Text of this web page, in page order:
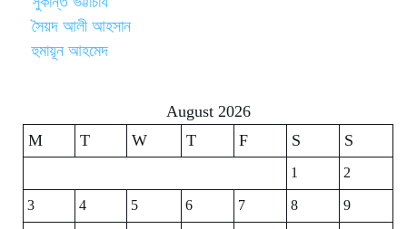
সৈয়দ আলী আহসান
হুমায়ূন আহমেদ
August 2026
M
T W T F S S
1
2
3
4 5 6 7 8
9